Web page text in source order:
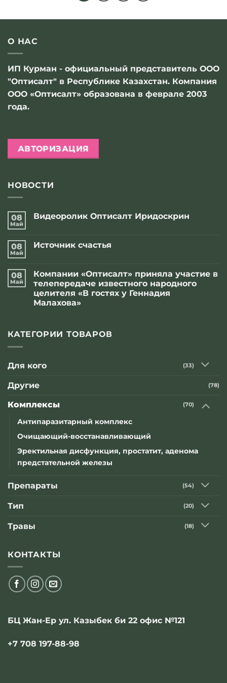
О НАС
ИП Курман - официальный представитель ООО
"Оптисалт" в Республике Казахстан. Компания
ООО «Оптисалт» образована в феврале 2003
года.
АВТОРИЗАЦИЯ
НОВОСТИ
08
Май
Видеоролик Оптисалт Иридоскрин
Видеоролик
08
Май
Источник счастья
Источник
счастья
08
Май
Компании «Оптисалт» приняла участие в
телепередаче известного народного
целителя «В гостях у Геннадия
Малахова»
Компании
«Оптисалт»
телепередаче
целителя
у
КАТЕГОРИИ ТОВАРОВ
Для кого (33)
Другие (78)
Комплексы (70)
Антипаразитарный комплекс
Очищающий-восстанавливающий
Эректильная дисфункция, простатит, аденома
предстательной железы
Препараты (54)
Тип (20)
Травы (18)
КОНТАКТЫ
БЦ Жан-Ер ул. Казыбек би 22 офис №121
+7 708 197-88-98